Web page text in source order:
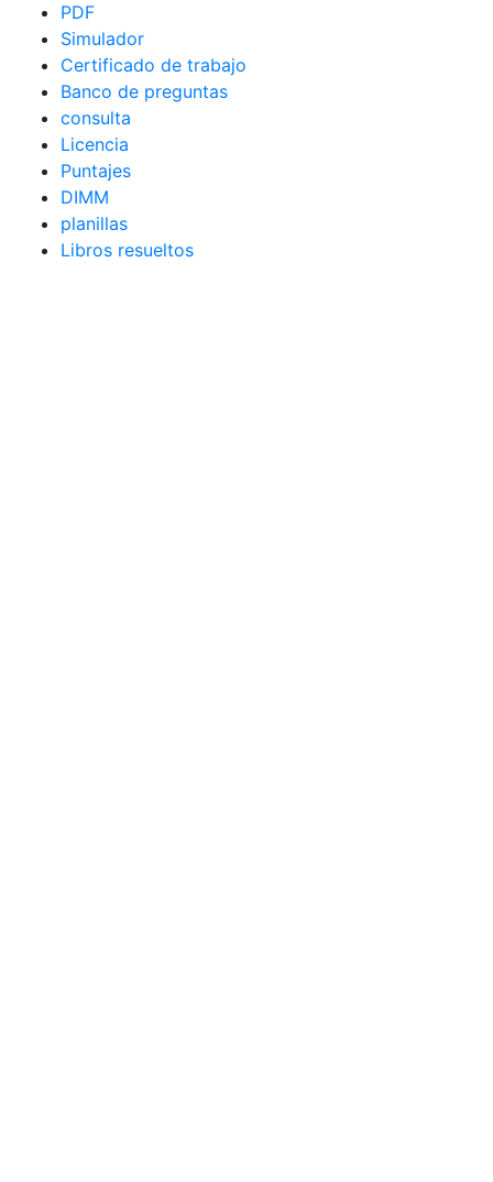
PDF
Simulador
Certificado de trabajo
Banco de preguntas
consulta
Licencia
Puntajes
DIMM
planillas
Libros resueltos